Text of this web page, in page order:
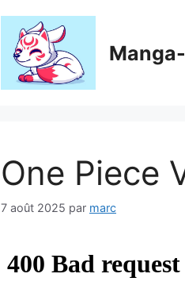
One Piece
7 août 2025 par marc